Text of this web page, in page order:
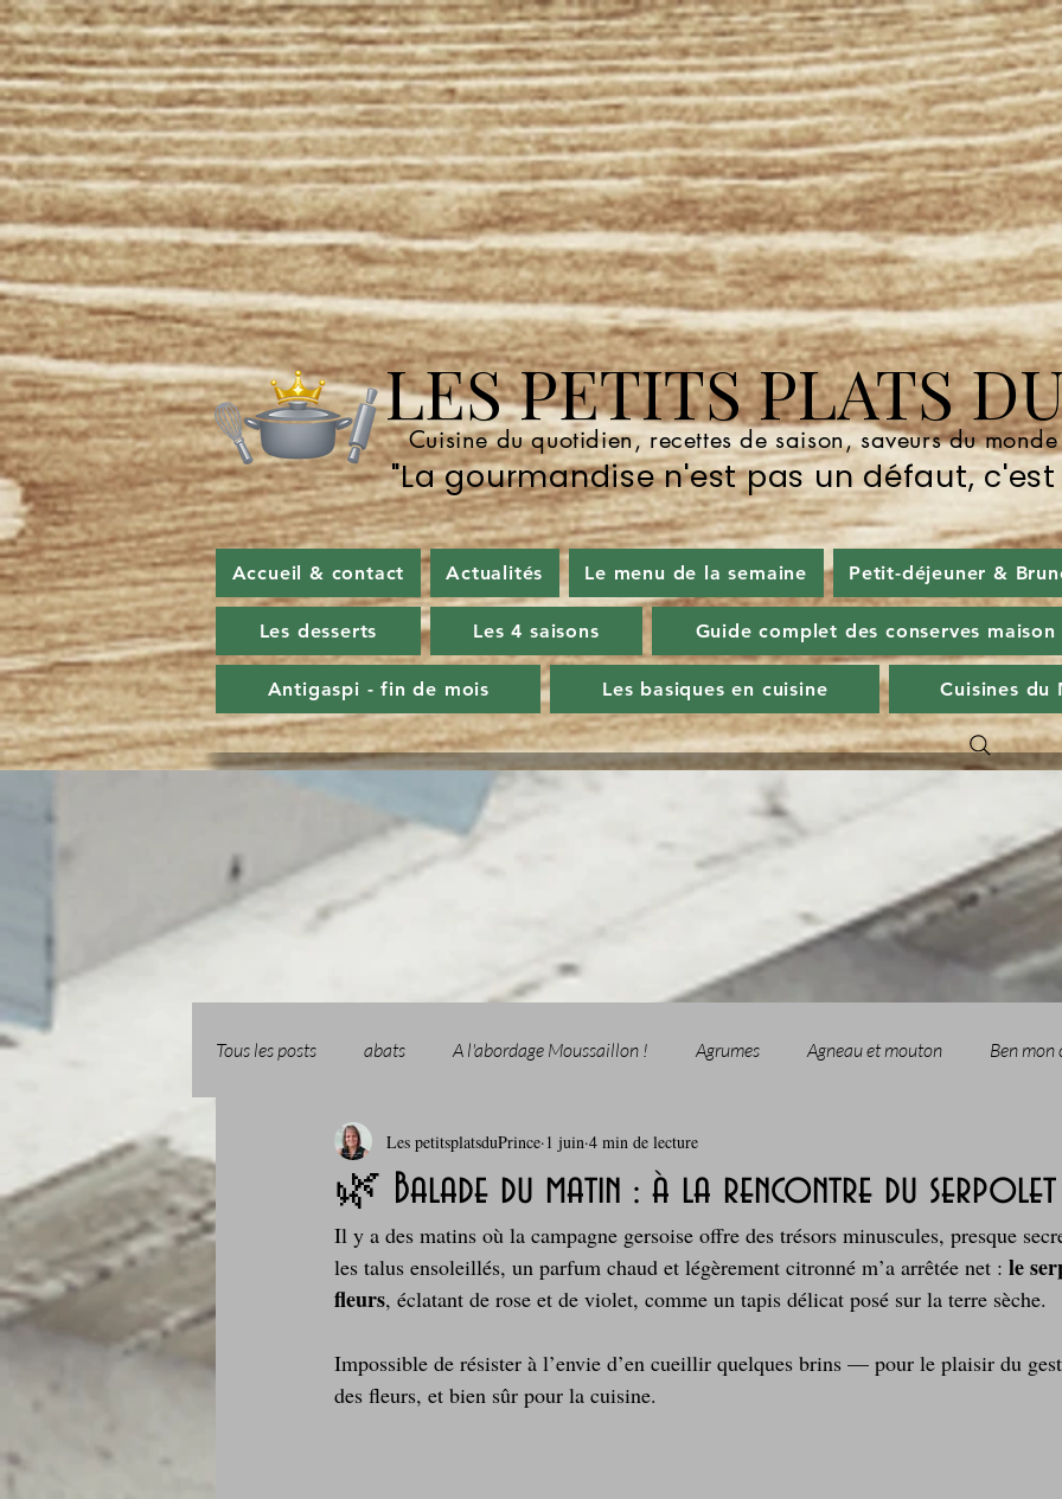
LES PETITS PLATS
Cuisine du quotidien, recettes de saison, saveurs du
"La gourmandise n'est pas un défaut,
Accueil & contact Actualités Le menu de la semaine Petit-déjeuner &
Les desserts Les 4 saisons Guide complet des conserves maison
Antigaspi - fin de mois Les basiques en cuisine Cuisines du
Tous les posts abats A l'abordage Moussaillon ! Agrumes Agneau et mouton Ben mon
Boissons et cocktails Boulangerie Breakfast
Comfort food, les recettes doudou Coquillages et crustacés Courges, cucurbitacées cuisine
🌿 Balade du matin : à la rencontre du
Les petitsplatsduPrince 1 juin 4 min de lecture
Il y a des matins où la campagne gersoise offre des trésors minuscules, presque
les talus ensoleillés, un parfum chaud et légèrement citronné m’a arrêtée net : le
fleurs, éclatant de rose et de violet, comme un tapis délicat posé sur la terre sèche.
Impossible de résister à l’envie d’en cueillir quelques brins — pour le plaisir du
des fleurs, et bien sûr pour la cuisine.